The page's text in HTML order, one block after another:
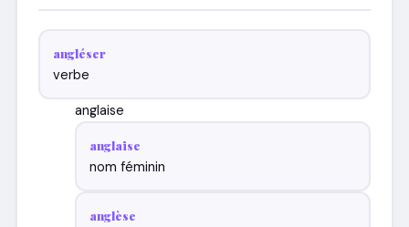
angléser
verbe
anglaise
anglaise
nom féminin
anglèse